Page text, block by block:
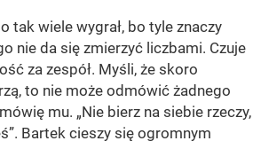
tak wiele wygrał, bo tyle znaczy
nie da się zmierzyć liczbami. Czuje
za zespół. Myśli, że skoro
to nie może odmówić żadnego
mu. „Nie bierz na siebie rzeczy,
Bartek cieszy się ogromnym